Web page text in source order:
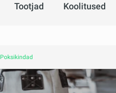
Tootjad Koolitused
Poksikindad